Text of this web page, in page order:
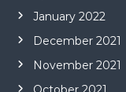
January 2022
December 2021
November 2021